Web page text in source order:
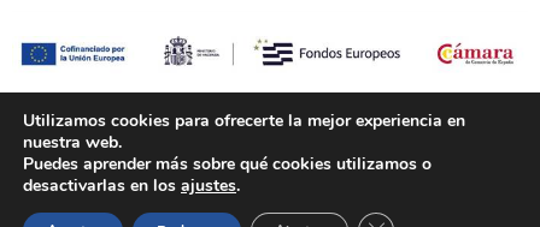
“Esport Reclam ha sido beneficiaria de Fondos Europeos, cuyo objetivo es la mejora de
la competitividad de las PYMES, y gracias al cual ha puesto en marcha un Plan de
Acción con el objetivo de reforzar la digitalización y la competitividad de las pymes
durante el año 2025. Para ello ha contado con el apoyo del Programa Pyme Digital de la
Utilizamos cookies para ofrecerte la mejor experiencia en
nuestra web.
Puedes aprender más sobre qué cookies utilizamos o
desactivarlas en los ajustes.